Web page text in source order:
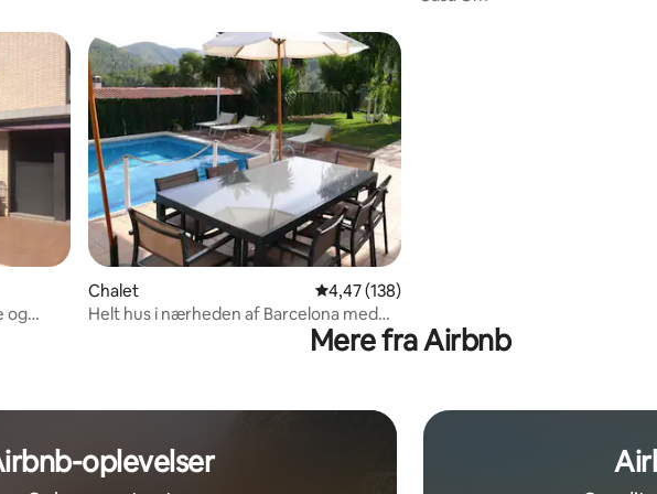
og
Chalet 4,47 ud af 5 i gennemsnitlig bedømmelse,
4,47 (138)
Helt hus i nærheden af Barcelona med
Mere fra Airbnb
oplevelser